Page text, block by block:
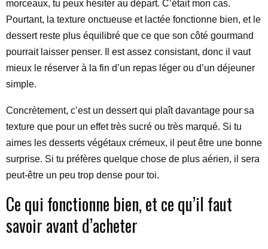
morceaux, tu peux hésiter au départ. C’était mon cas.
Pourtant, la texture onctueuse et lactée fonctionne bien, et le
dessert reste plus équilibré que ce que son côté gourmand
pourrait laisser penser. Il est assez consistant, donc il vaut
mieux le réserver à la fin d’un repas léger ou d’un déjeuner
simple.
Concrètement, c’est un dessert qui plaît davantage pour sa
texture que pour un effet très sucré ou très marqué. Si tu
aimes les desserts végétaux crémeux, il peut être une bonne
surprise. Si tu préfères quelque chose de plus aérien, il sera
peut-être un peu trop dense pour toi.
Ce qui fonctionne bien, et ce qu’il faut
savoir avant d’acheter